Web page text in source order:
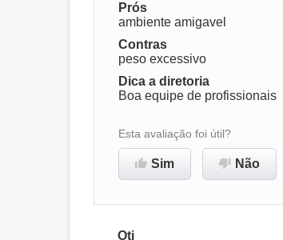
Ambiente de trabalho
Recomenda esta empresa
Prós
ambiente amigavel
Contras
peso excessivo
Dica a diretoria
Boa equipe de profissionais
Esta avaliação foi útil?
Sim Não
Oti